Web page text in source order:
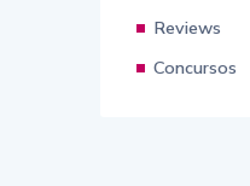
Reviews
Concursos